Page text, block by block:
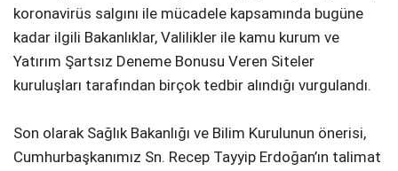
koronavirüs salgını ile mücadele kapsamında bugüne
kadar ilgili Bakanlıklar, Valilikler ile kamu kurum ve
Yatırım Şartsız Deneme Bonusu Veren Siteler
kuruluşları tarafından birçok tedbir alındığı vurgulandı.
Son olarak Sağlık Bakanlığı ve Bilim Kurulunun önerisi,
Cumhurbaşkanımız Sn. Recep Tayyip Erdoğan’ın talimat